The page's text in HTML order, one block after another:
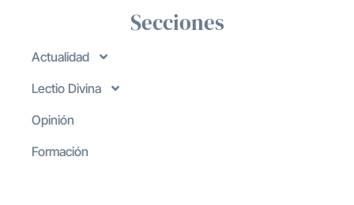
Secciones
Actualidad
Lectio Divina
Opinión
Formación